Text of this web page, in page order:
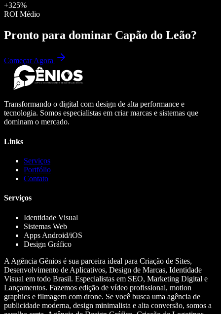
+325%
ROI Médio
Pronto para dominar Capão do Leão?
Começar Agora
Transformando o digital com design de alta performance e
tecnologia. Somos especialistas em criar marcas e sistemas que
dominam o mercado.
Links
Serviços
Portfólio
Contato
Serviços
Identidade Visual
Sistemas Web
Apps Android/iOS
Design Gráfico
A Agência Gênios é sua parceira ideal para Criação de Sites,
Desenvolvimento de Aplicativos, Design de Marcas, Identidade
Visual em todo Brasil. Especialistas em SEO, Marketing Digital e
Lançamentos. Fazemos edição de vídeo profissional, motion
graphics e filmagem com drone. Se você busca uma agência de
publicidade moderna, design minimalista e alta conversão, somos a